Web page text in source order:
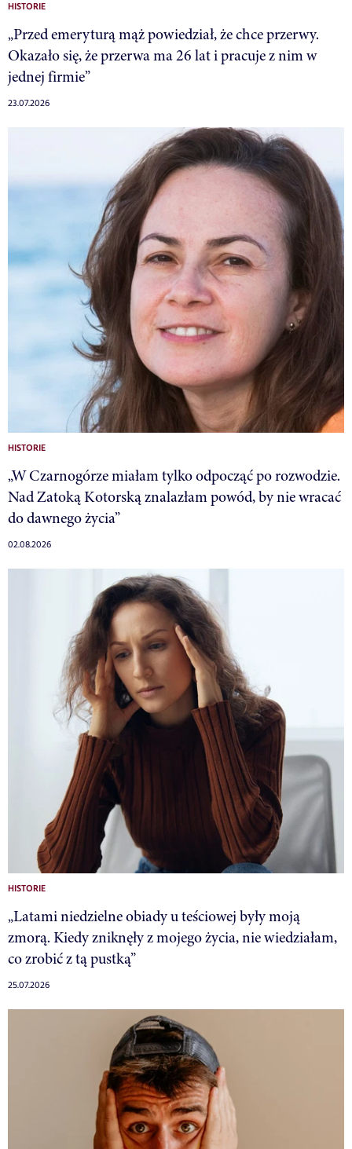
HISTORIE
„Przed emeryturą mąż powiedział, że chce przerwy.
Okazało się, że przerwa ma 26 lat i pracuje z nim w
jednej firmie”
23.07.2026
HISTORIE
„W Czarnogórze miałam tylko odpocząć po rozwodzie.
Nad Zatoką Kotorską znalazłam powód, by nie wracać
do dawnego życia”
02.08.2026
HISTORIE
„Latami niedzielne obiady u teściowej były moją
zmorą. Kiedy zniknęły z mojego życia, nie wiedziałam,
co zrobić z tą pustką”
25.07.2026